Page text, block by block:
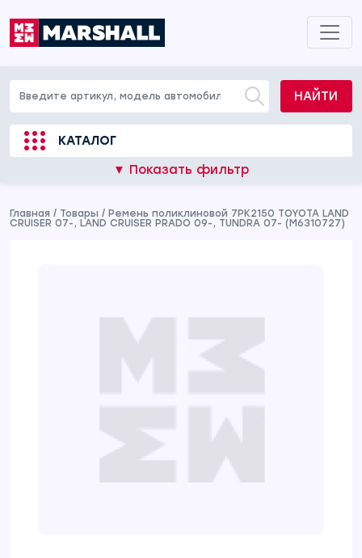
НАЙТИ
КАТАЛОГ
▼ Показать фильтр
Главная / Товары / Ремень поликлиновой 7PK2150 TOYOTA LAND
CRUISER 07-, LAND CRUISER PRADO 09-, TUNDRA 07- (M6310727)